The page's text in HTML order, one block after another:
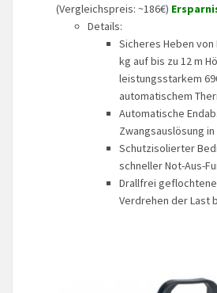
(Vergleichspreis: ~186€)
Details:
Sicheres Heben von
kg auf bis zu 12 m
leistungsstarkem
automatischem
Automatische
Zwangsauslösung
Schutzisolierter
schneller Not-Aus-
Drallfrei
Verdrehen der Last